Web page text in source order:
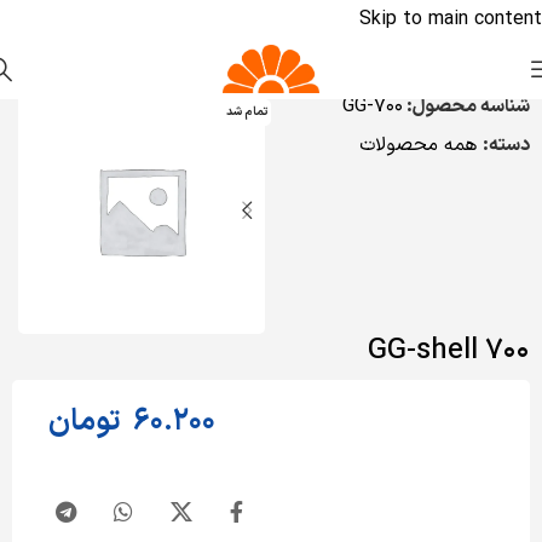
Skip to main content
تمام شد شناسه محصول: GG-700
دسته: همه محصولات
700 GG-shell
60.200 تومان